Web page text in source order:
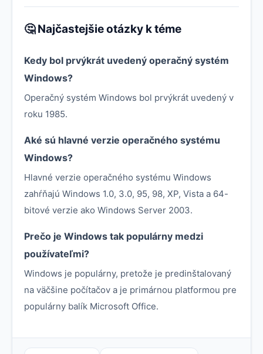
🤔 Najčastejšie otázky k téme
Kedy bol prvýkrát uvedený operačný systém
Windows?
Operačný systém Windows bol prvýkrát uvedený v
roku 1985.
Aké sú hlavné verzie operačného systému
Windows?
Hlavné verzie operačného systému Windows
zahŕňajú Windows 1.0, 3.0, 95, 98, XP, Vista a 64-
bitové verzie ako Windows Server 2003.
Prečo je Windows tak populárny medzi
používateľmi?
Windows je populárny, pretože je predinštalovaný
na väčšine počítačov a je primárnou platformou pre
populárny balík Microsoft Office.